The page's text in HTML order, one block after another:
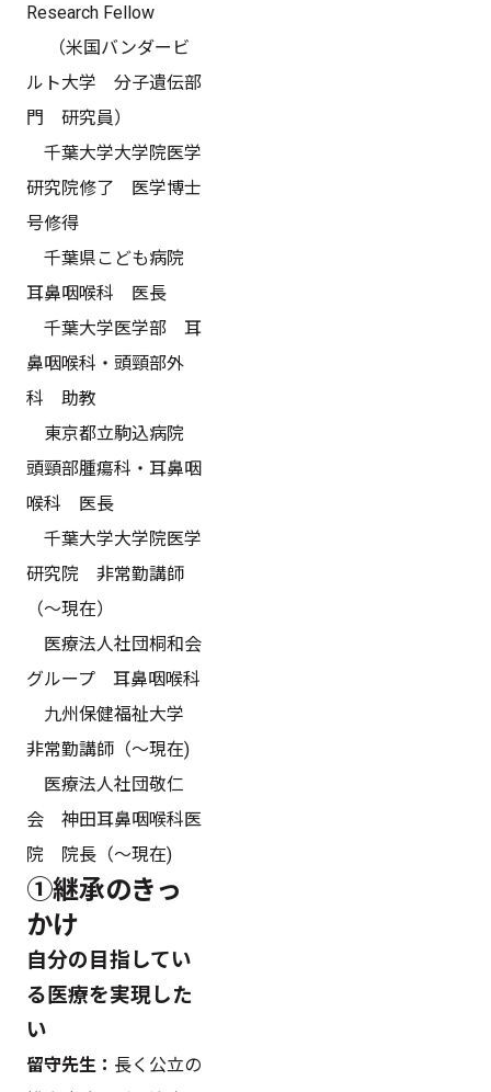
Research Fellow
（米国バンダービ
ルト大学 分子遺伝部
門 研究員）
千葉大学大学院医学
研究院修了 医学博士
号修得
千葉県こども病院
耳鼻咽喉科 医長
千葉大学医学部 耳
鼻咽喉科・頭頸部外
科 助教
東京都立駒込病院
頭頸部腫瘍科・耳鼻咽
喉科 医長
千葉大学大学院医学
研究院 非常勤講師
（～現在）
医療法人社団桐和会
グループ 耳鼻咽喉科
九州保健福祉大学
非常勤講師（～現在)
医療法人社団敬仁
会 神田耳鼻咽喉科医
院 院長（～現在)
①継承のきっ
かけ
自分の目指してい
る医療を実現した
い
留守先生： 長く公立の